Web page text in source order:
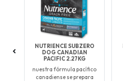
NUTRIENCE SUBZERO
DOG CANADIAN
PACIFIC 2.27KG
nuestra fórmula pacífico
canadiense se prepara